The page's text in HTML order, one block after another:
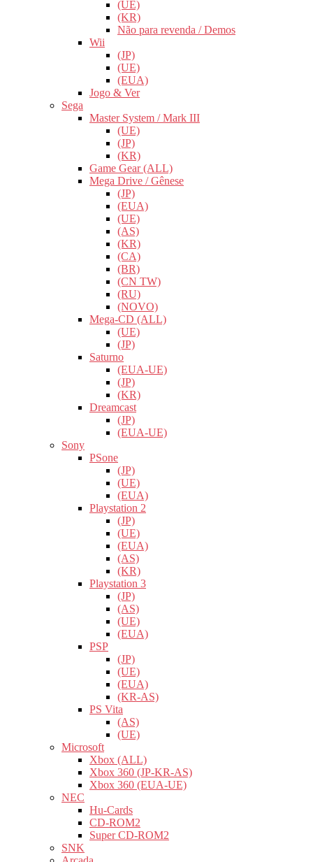
(UE)
(KR)
Não para revenda / Demos
Wii
(JP)
(UE)
(EUA)
Jogo & Ver
Sega
Master System / Mark III
(UE)
(JP)
(KR)
Game Gear (ALL)
Mega Drive / Gênese
(JP)
(EUA)
(UE)
(AS)
(KR)
(CA)
(BR)
(CN TW)
(RU)
(NOVO)
Mega-CD (ALL)
(UE)
(JP)
Saturno
(EUA-UE)
(JP)
(KR)
Dreamcast
(JP)
(EUA-UE)
Sony
PSone
(JP)
(UE)
(EUA)
Playstation 2
(JP)
(UE)
(EUA)
(AS)
(KR)
Playstation 3
(JP)
(AS)
(UE)
(EUA)
PSP
(JP)
(UE)
(EUA)
(KR-AS)
PS Vita
(AS)
(UE)
Microsoft
Xbox (ALL)
Xbox 360 (JP-KR-AS)
Xbox 360 (EUA-UE)
NEC
Hu-Cards
CD-ROM2
Super CD-ROM2
SNK